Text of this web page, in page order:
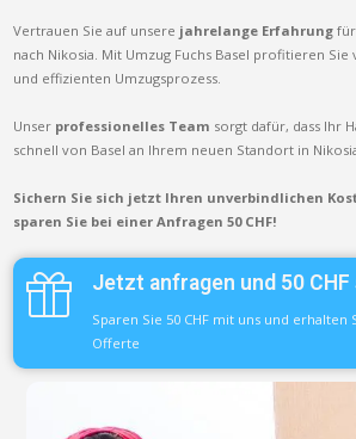
Vertrauen Sie auf unsere jahrelange Erfahrung
nach Nikosia. Mit Umzug Fuchs Basel profitieren
und effizienten Umzugsprozess.
Unser professionelles Team sorgt dafür, dass Ihr
schnell von Basel an Ihrem neuen Standort in
Sichern Sie sich jetzt Ihren unverbindlichen
sparen Sie bei einer Anfragen 50 CHF!
Jetzt anfragen und 50 CHF
Sparen Sie 50 CHF mit uns und
Offerte